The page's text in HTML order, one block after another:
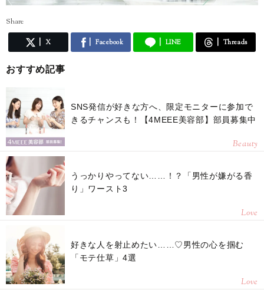
Share
X Facebook LINE Threads
おすすめ記事
SNS発信が好きな方へ、限定モニターに参加で
きるチャンスも！【4MEEE美容部】部員募集中
Beauty
うっかりやってない……！？「男性が嫌がる香
り」ワースト3
Love
好きな人を射止めたい……♡男性の心を掴む
「モテ仕草」4選
Love